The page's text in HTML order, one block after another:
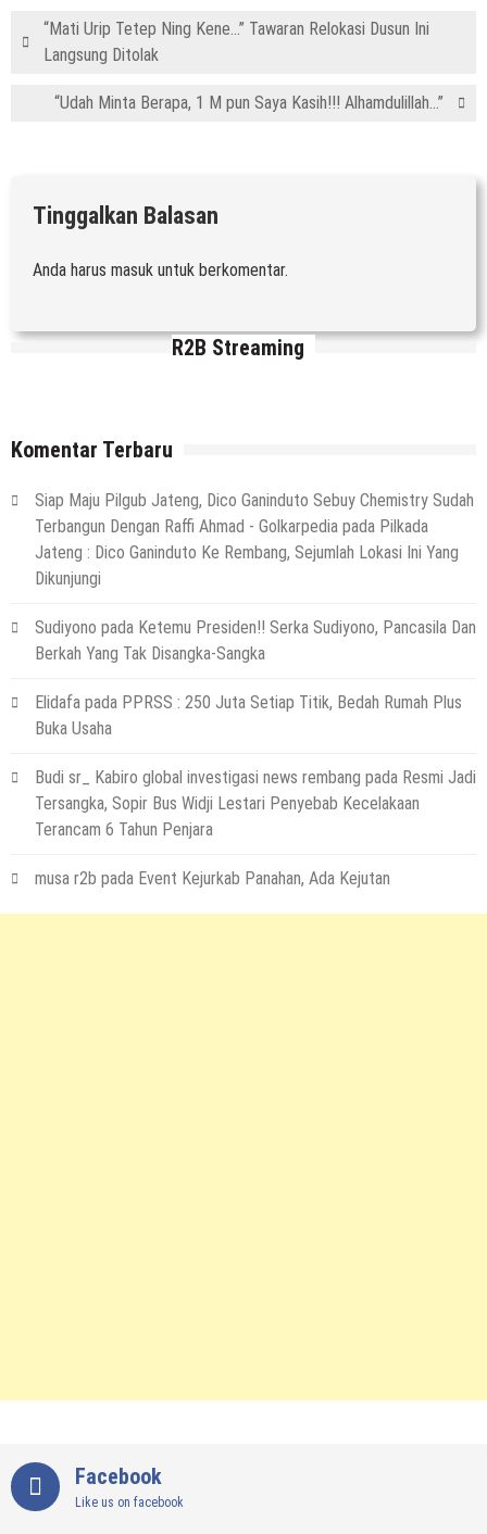
“Mati Urip Tetep Ning Kene…” Tawaran Relokasi Dusun Ini
Langsung Ditolak
“Udah Minta Berapa, 1 M pun Saya Kasih!!! Alhamdulillah…”
Tinggalkan Balasan
Anda harus masuk untuk berkomentar.
R2B Streaming
Komentar Terbaru
Siap Maju Pilgub Jateng, Dico Ganinduto Sebuy Chemistry Sudah
Terbangun Dengan Raffi Ahmad - Golkarpedia pada Pilkada
Jateng : Dico Ganinduto Ke Rembang, Sejumlah Lokasi Ini Yang
Dikunjungi
Sudiyono pada Ketemu Presiden!! Serka Sudiyono, Pancasila Dan
Berkah Yang Tak Disangka-Sangka
Elidafa pada PPRSS : 250 Juta Setiap Titik, Bedah Rumah Plus
Buka Usaha
Budi sr_ Kabiro global investigasi news rembang pada Resmi Jadi
Tersangka, Sopir Bus Widji Lestari Penyebab Kecelakaan
Terancam 6 Tahun Penjara
musa r2b pada Event Kejurkab Panahan, Ada Kejutan
Facebook
Like us on facebook